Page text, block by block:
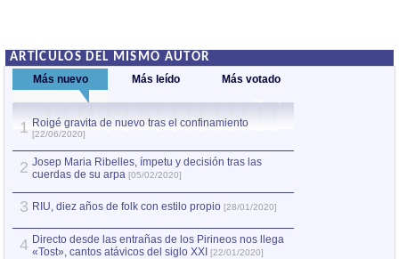
ARTÍCULOS DEL MISMO AUTOR
Más nuevo Más leído Más votado
1 Roigé gravita de nuevo tras el confinamiento
[22/06/2020]
2 Josep Maria Ribelles, ímpetu y decisión tras las
cuerdas de su arpa [05/02/2020]
3 RIU, diez años de folk con estilo propio [28/01/2020]
4 Directo desde las entrañas de los Pirineos nos llega
«Tost», cantos atávicos del siglo XXI [22/01/2020]